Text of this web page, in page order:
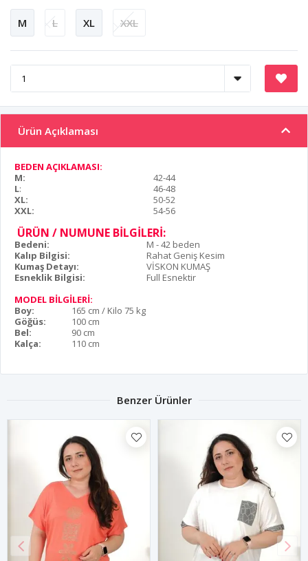
M L XL XXL
Ürün Açıklaması
BEDEN AÇIKLAMASI:
M:
42-44
L:
46-48
XL:
50-52
XXL:
54-56
ÜRÜN / NUMUNE BİLGİLERİ:
Bedeni:
M - 42 beden
Kalıp Bilgisi:
Rahat Geniş Kesim
Kumaş Detayı:
VİSKON KUMAŞ
Esneklik Bilgisi:
Full Esnektir
MODEL BİLGİLERİ:
Boy:
165 cm / Kilo 75 kg
Göğüs:
100 cm
Bel:
90 cm
Kalça:
110 cm
Benzer Ürünler